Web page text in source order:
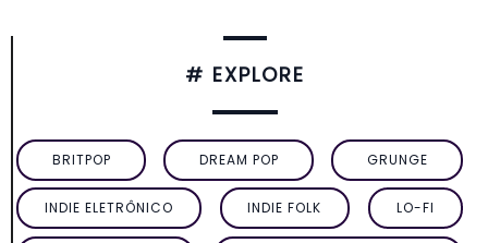
# EXPLORE
BRITPOP DREAM POP GRUNGE
INDIE ELETRÔNICO INDIE FOLK LO-FI